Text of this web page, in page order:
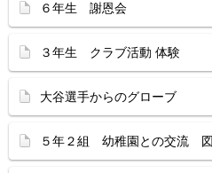
６年生 謝恩会
３年生 クラブ活動 体験
大谷選手からのグローブ
５年２組 幼稚園との交流